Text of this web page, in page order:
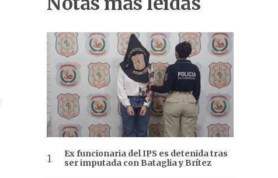
Ex funcionaria del IPS es detenida tras
ser imputada con Bataglia y Brítez